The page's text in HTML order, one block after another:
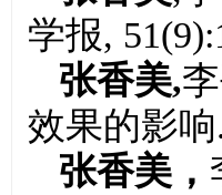
学报,
张香美,
效果的影响
张香美，